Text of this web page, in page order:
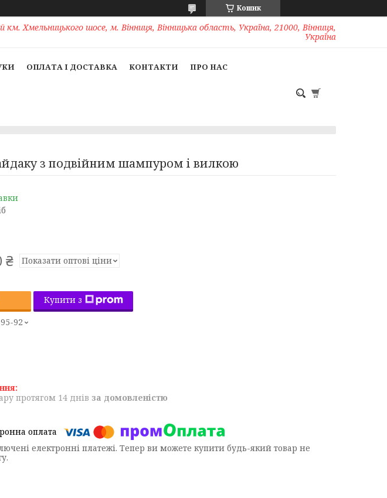
Кошик
км. Хмельницького шосе, м. Вінниця, Вінницька область, Україна, 21000, Вінниця,
Україна
ОПЛАТА І ДОСТАВКА КОНТАКТИ ПРО НАС
з подвійним шампуром і вилкою
₴ Показати оптові ціни
Купити з
92
протягом 14 днів за домовленістю
електронні платежі. Тепер ви можете купити будь-який товар не